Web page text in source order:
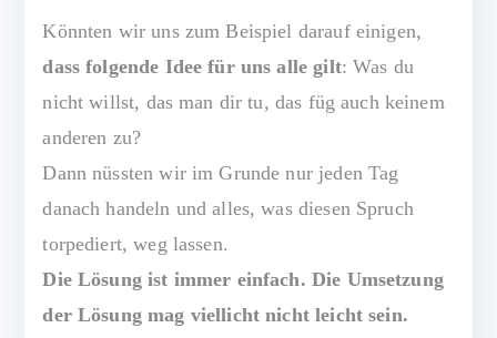
Könnten wir uns zum Beispiel darauf einigen,
dass folgende Idee für uns alle gilt: Was du
nicht willst, das man dir tu, das füg auch keinem
anderen zu?
Dann nüssten wir im Grunde nur jeden Tag
danach handeln und alles, was diesen Spruch
torpediert, weg lassen.
Die Lösung ist immer einfach. Die Umsetzung
der Lösung mag viellicht nicht leicht sein.